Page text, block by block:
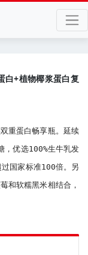
白+植物椰浆蛋白复
重蛋白畅享瓶。延续
，优选100%生牛乳发
国家标准100倍。另
和软糯黑米相结合，